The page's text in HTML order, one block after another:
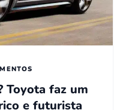
Toyota faz um
e futurista